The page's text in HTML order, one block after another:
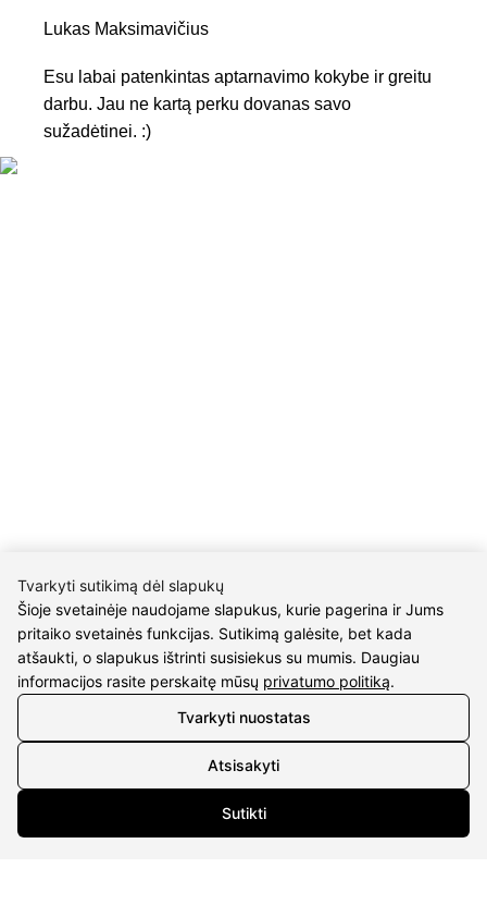
Lukas Maksimavičius
Esu labai patenkintas aptarnavimo kokybe ir greitu
darbu. Jau ne kartą perku dovanas savo
sužadėtinei. :)
UAB Eidvina
Įm.kodas 304176340
Gailiūnų g. 45, Druskininkai
INFORMACIJA
Pirkimo taisyklės
Sutarties atsisakymas
Tvarkyti sutikimą dėl slapukų
Šioje svetainėje naudojame slapukus, kurie pagerina ir Jums
pritaiko svetainės funkcijas. Sutikimą galėsite, bet kada
atšaukti, o slapukus ištrinti susisiekus su mumis. Daugiau
informacijos rasite perskaitę mūsų privatumo politiką.
Tvarkyti nuostatas
Atsisakyti
Sutikti